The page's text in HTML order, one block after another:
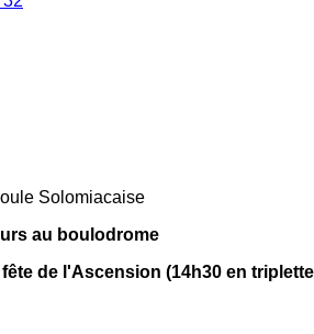
Solomiacaise
au boulodrome
de l'Ascension (14h30 en